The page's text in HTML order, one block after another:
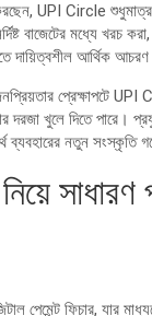
UPI Circle
বাজেটের মধ্যে খরচ
দায়িত্বশীল আর্থিক
প্রেক্ষাপটে
দরজা খুলে দিতে পারে।
ব্যবহারের নতুন সংস্কৃতি
পেমেন্ট ফিচার, যার